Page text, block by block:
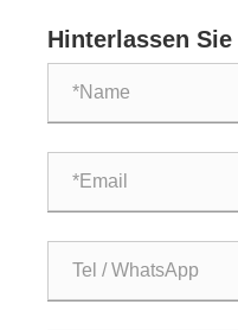
Hinterlassen